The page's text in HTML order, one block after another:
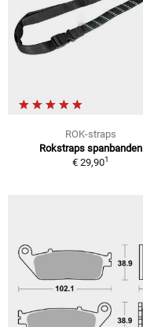
ROK-straps
Rokstraps spanbanden
€ 29,901